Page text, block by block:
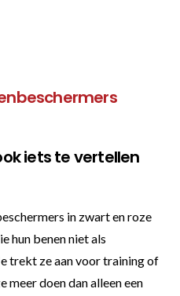
iets te vertellen
in zwart en roze
hun benen niet als
trekt ze aan voor training of
meer doen dan alleen een